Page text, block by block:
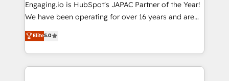
fiscal no Brasil e gerar economia de até 50% na
Oferecemos ainda agentes de IA especializados em
HubSpot que automatizam tarefas executam rotinas
Engaging.io is HubSpot's JAPAC Partner of the Year!
We have been operating for over 16 years and are
one of HubSpot's most experienced and technically
capable Agency Partners globally. We specialise in
complex CRM migrations, implementations,
integrations, custom CMS portal development,
Elite5.0